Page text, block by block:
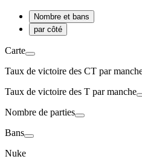
Nombre et bans
par côté
Carte
Taux de victoire des CT par
Taux de victoire des T par manche
Nombre de parties
Bans
Nuke